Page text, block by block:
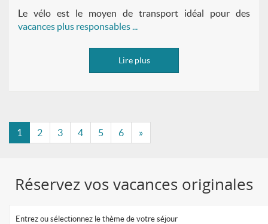
Le vélo est le moyen de transport idéal pour des
vacances plus responsables ...
Lire plus
1 2 3 4 5 6 »
Réservez vos vacances originales
Entrez ou sélectionnez le thème de votre séjour